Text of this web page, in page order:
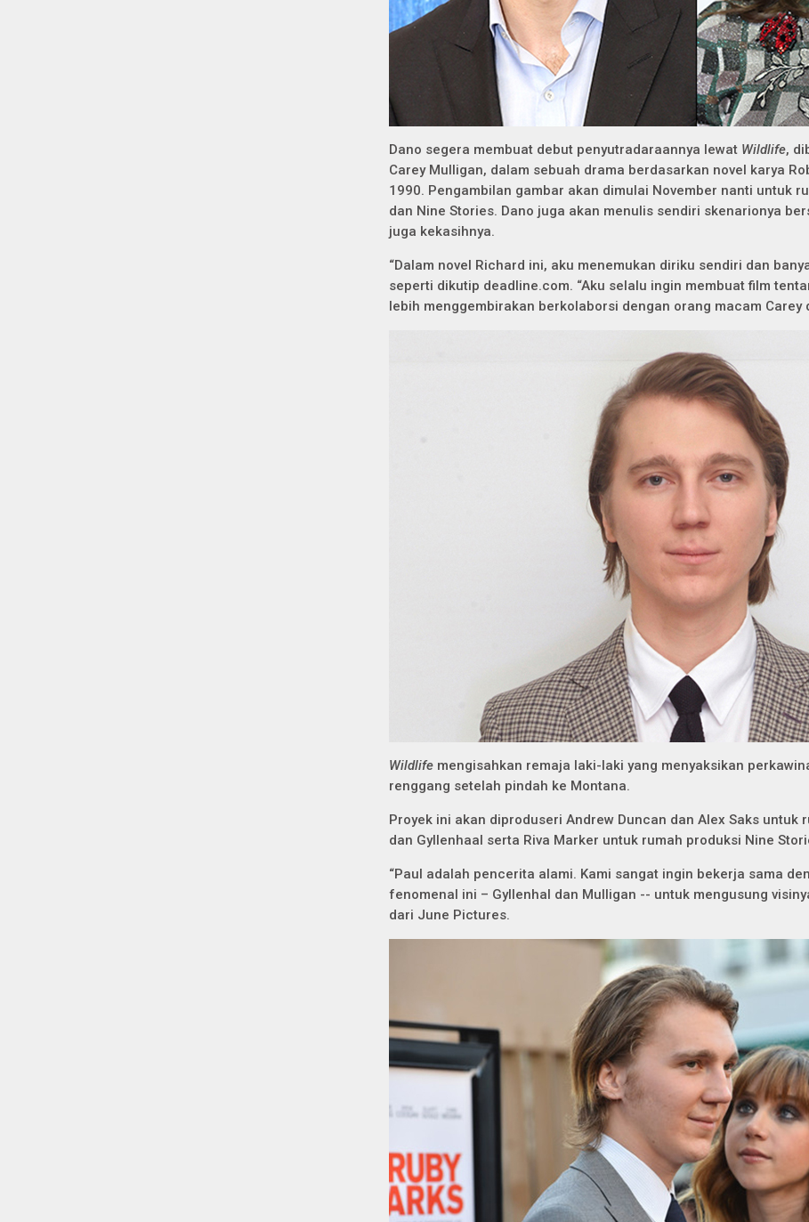
Dano segera membuat debut penyutradaraannya lewat Wildlife,
Carey Mulligan, dalam sebuah drama berdasarkan novel karya
1990. Pengambilan gambar akan dimulai November nanti untuk
dan Nine Stories. Dano juga akan menulis sendiri skenarionya
juga kekasihnya.
“Dalam novel Richard ini, aku menemukan diriku sendiri dan
seperti dikutip deadline.com. “Aku selalu ingin membuat film
lebih menggembirakan berkolaborsi dengan orang macam Carey
Wildlife mengisahkan remaja laki-laki yang menyaksikan
renggang setelah pindah ke Montana.
Proyek ini akan diproduseri Andrew Duncan dan Alex Saks untuk
dan Gyllenhaal serta Riva Marker untuk rumah produksi Nine
“Paul adalah pencerita alami. Kami sangat ingin bekerja sama
fenomenal ini – Gyllenhal dan Mulligan -- untuk mengusung
dari June Pictures.